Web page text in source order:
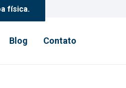
física.
Blog Contato